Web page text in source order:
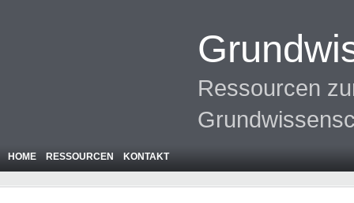
Ressourcen
HOME RESSOURCEN KONTAKT